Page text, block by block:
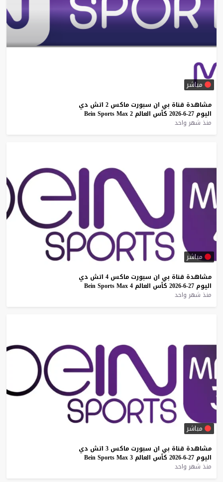
مباشر
مشاهدة قناة بي ان سبورت ماكس 2 اتش دي
اليوم 27-6-2026 كأس العالم Bein Sports Max 2
منذ شهر واحد
مباشر
مشاهدة قناة بي ان سبورت ماكس 4 اتش دي
اليوم 27-6-2026 كأس العالم Bein Sports Max 4
منذ شهر واحد
مباشر
مشاهدة قناة بي ان سبورت ماكس 3 اتش دي
اليوم 27-6-2026 كأس العالم Bein Sports Max 3
منذ شهر واحد